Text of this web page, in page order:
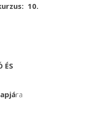
10.
ÉS
ra